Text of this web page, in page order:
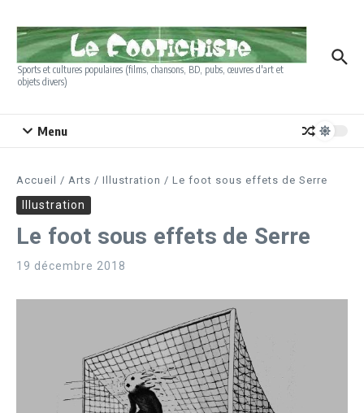
Sports et cultures populaires (films, chansons, BD, pubs, œuvres d'art et
objets divers)
Menu
Accueil / Arts / Illustration / Le foot sous effets de Serre
Illustration
Le foot sous effets de Serre
19 décembre 2018